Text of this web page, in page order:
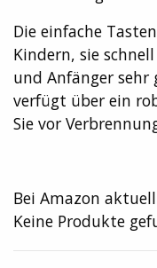
Die einfache
Kindern, sie
und Anfänger
verfügt über ein
Sie vor
Bei Amazon
Keine Produkte